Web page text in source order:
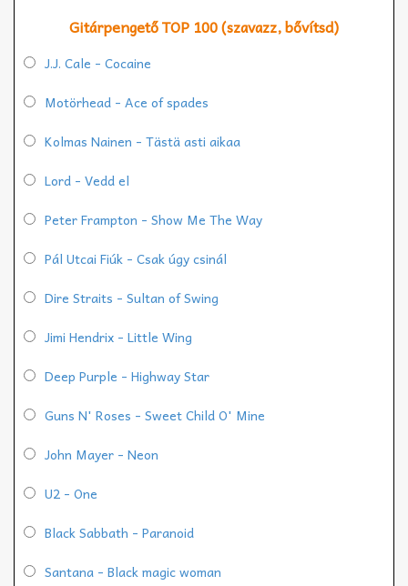
Gitárpengető TOP 100 (szavazz, bővítsd)
J.J. Cale - Cocaine
Motörhead - Ace of spades
Kolmas Nainen - Tästä asti aikaa
Lord - Vedd el
Peter Frampton - Show Me The Way
Pál Utcai Fiúk - Csak úgy csinál
Dire Straits - Sultan of Swing
Jimi Hendrix - Little Wing
Deep Purple - Highway Star
Guns N' Roses - Sweet Child O' Mine
John Mayer - Neon
U2 - One
Black Sabbath - Paranoid
Santana - Black magic woman